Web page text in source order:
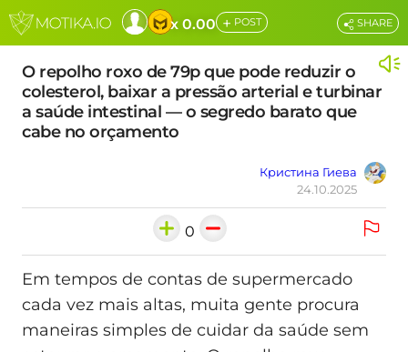
x 0.00 + POST
O repolho roxo de 79p que pode reduzir o
colesterol, baixar a pressão arterial e turbinar
a saúde intestinal — o segredo barato que
cabe no orçamento
Кристина Гиева
24.10.2025
SHARE
0
Em tempos de contas de supermercado
cada vez mais altas, muita gente procura
maneiras simples de cuidar da saúde sem